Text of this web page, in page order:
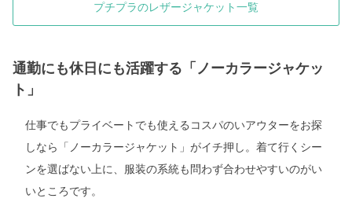
プチプラのレザージャケット一覧
通勤にも休日にも活躍する「ノーカラージャケッ
ト」
仕事でもプライベートでも使えるコスパのいアウターをお探
しなら「ノーカラージャケット」がイチ押し。着て行くシー
ンを選ばない上に、服装の系統も問わず合わせやすいのがい
いところです。